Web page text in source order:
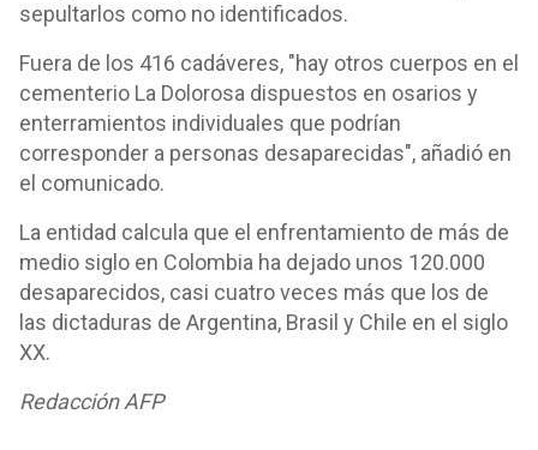
sepultarlos como no identificados.
Fuera de los 416 cadáveres, "hay otros cuerpos en el
cementerio La Dolorosa dispuestos en osarios y
enterramientos individuales que podrían
corresponder a personas desaparecidas", añadió en
el comunicado.
La entidad calcula que el enfrentamiento de más de
medio siglo en Colombia ha dejado unos 120.000
desaparecidos, casi cuatro veces más que los de
las dictaduras de Argentina, Brasil y Chile en el siglo
XX.
Redacción AFP